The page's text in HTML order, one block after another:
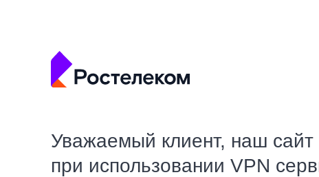
Уважаемый клиент, наш сайт
при использовании VPN